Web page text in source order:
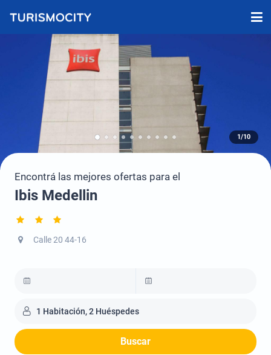
1/10
Encontrá las mejores ofertas para el
Ibis Medellin
Calle 20 44-16
1 Habitación, 2 Huéspedes
Buscar